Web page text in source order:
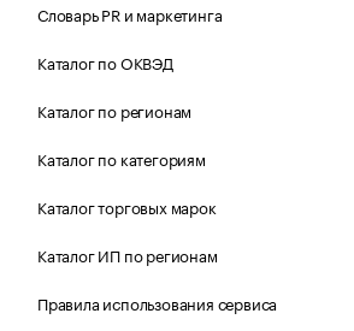
Словарь PR и маркетинга
Каталог по ОКВЭД
Каталог по регионам
Каталог по категориям
Каталог торговых марок
Каталог ИП по регионам
Правила использования сервиса